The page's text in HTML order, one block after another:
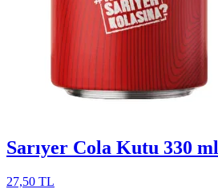
Sarıyer Cola Kutu 330 ml
27,50 TL